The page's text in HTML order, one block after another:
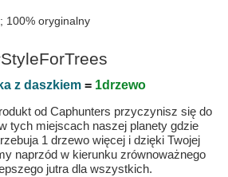
100% oryginalny
z daszkiem= 1drzewo
od Caphunters przyczynisz się do
tych miejscach naszej planety gdzie
1 drzewo więcej i dzięki Twojej
naprzód w kierunku zrównoważnego
jutra dla wszystkich.